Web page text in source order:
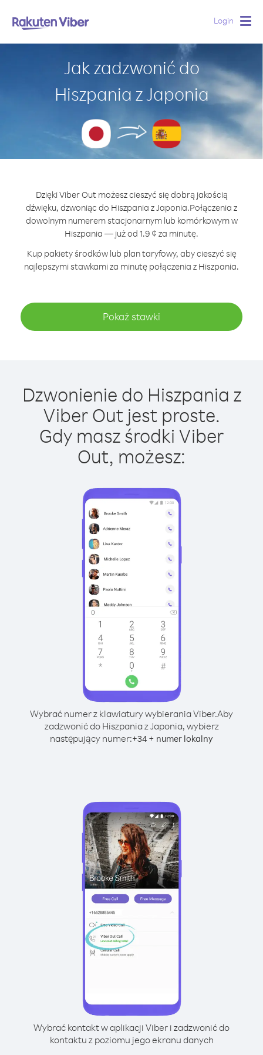
Login
Jak zadzwonić do
Hiszpania z Japonia
Dzięki Viber Out możesz cieszyć się dobrą jakością
dźwięku, dzwoniąc do Hiszpania z Japonia.Połączenia z
dowolnym numerem stacjonarnym lub komórkowym w
Hiszpania — już od 1.9 ¢ za minutę.
Kup pakiety środków lub plan taryfowy, aby cieszyć się
najlepszymi stawkami za minutę połączenia z Hiszpania.
Pokaż stawki
Dzwonienie do Hiszpania z
Viber Out jest proste.
Gdy masz środki Viber
Out, możesz:
Wybrać numer z klawiatury wybierania Viber.Aby
zadzwonić do Hiszpania z Japonia, wybierz
następujący numer:+34 + numer lokalny
Wybrać kontakt w aplikacji Viber i zadzwonić do
kontaktu z poziomu jego ekranu danych